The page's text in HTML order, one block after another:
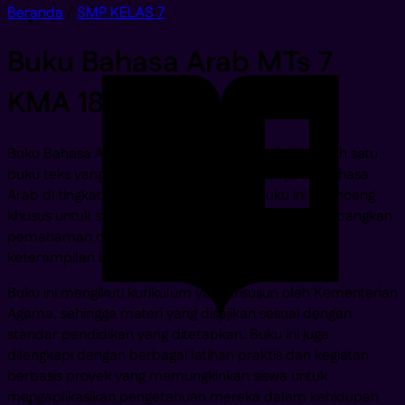
Beranda / SMP KELAS 7
Buku Bahasa Arab MTs 7
KMA 183 2019
Buku Bahasa Arab MTs 7 KMA 183 2019 adalah salah satu
buku teks yang digunakan dalam pembelajaran Bahasa
Arab di tingkat Madrasah Tsanawiyah. Buku ini dirancang
khusus untuk siswa kelas 7 dengan tujuan mengembangkan
pemahaman mereka terhadap bahasa Arab dan
keterampilan berkomunikasi.
Buku ini mengikuti kurikulum yang disusun oleh Kementerian
Agama, sehingga materi yang disajikan sesuai dengan
standar pendidikan yang ditetapkan. Buku ini juga
dilengkapi dengan berbagai latihan praktis dan kegiatan
berbasis proyek yang memungkinkan siswa untuk
mengaplikasikan pengetahuan mereka dalam kehidupan